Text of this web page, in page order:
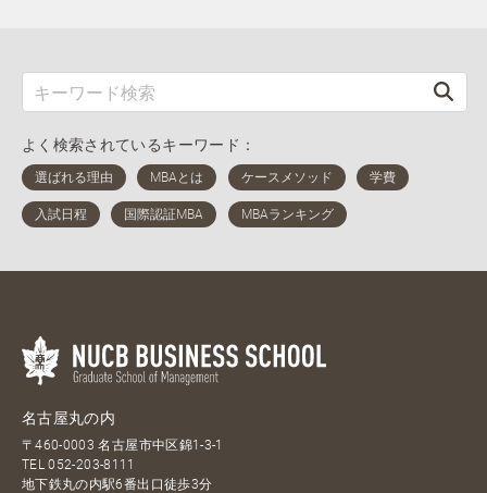
よく検索されているキーワード：
名古屋丸の内
〒460-0003 名古屋市中区錦1-3-1
TEL052-203-8111
地下鉄丸の内駅6番出口徒歩3分